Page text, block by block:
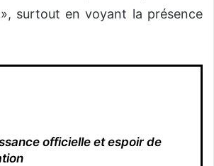
surtout en voyant la présence
officielle et espoir de